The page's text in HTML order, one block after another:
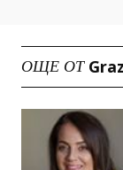
ОЩЕ ОТ